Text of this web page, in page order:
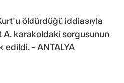
öldürdüğü iddiasıyla
A. karakoldaki sorgusunun
edildi. - ANTALYA